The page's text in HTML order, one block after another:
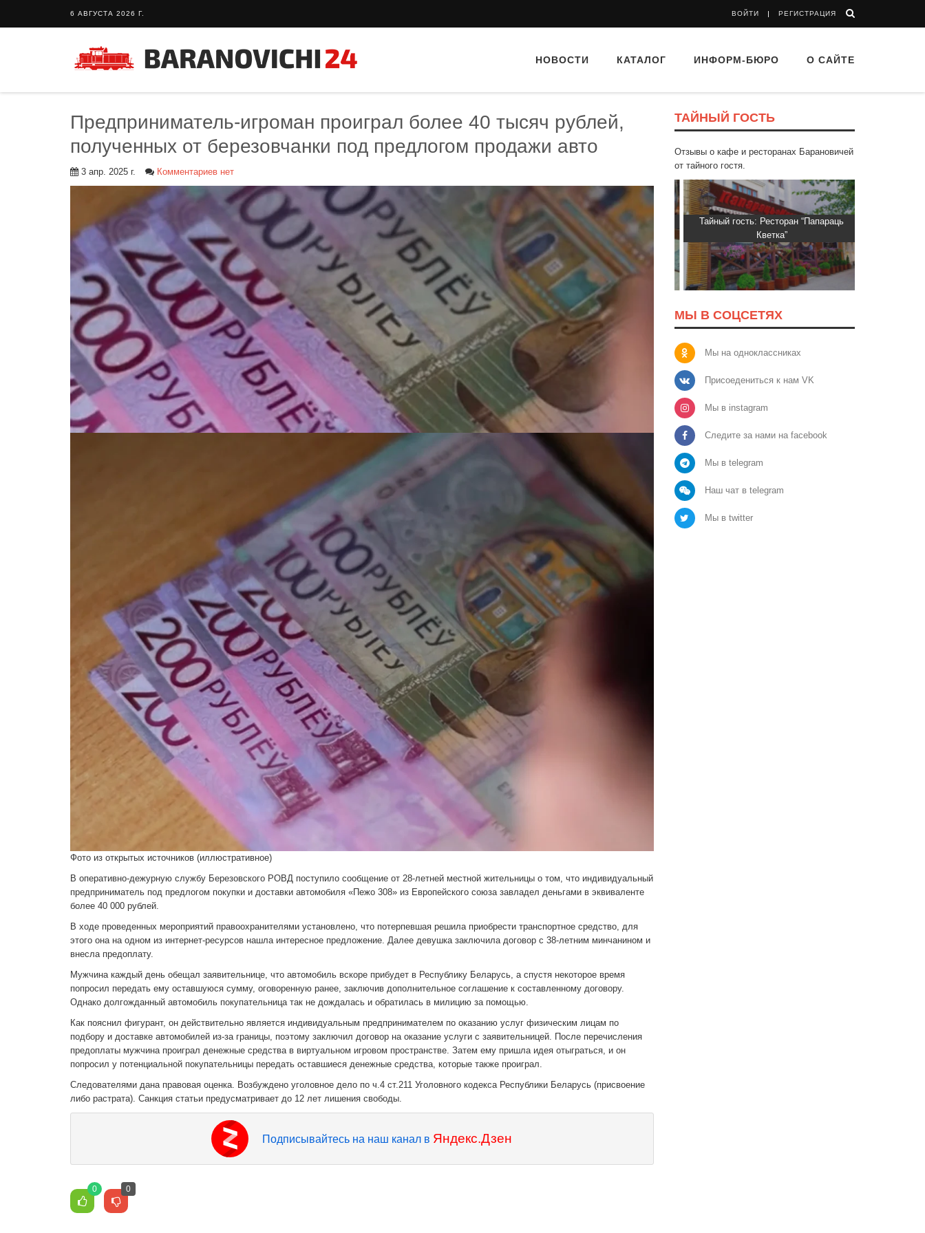
6 АВГУСТА 2026 Г. ВОЙТИ РЕГИСТРАЦИЯ
НОВОСТИ КАТАЛОГ ИНФОРМ-БЮРО О САЙТЕ
Предприниматель-игроман проиграл более 40 тысяч рублей,
полученных от березовчанки под предлогом продажи авто
3 апр. 2025 г. Комментариев нет
Фото из открытых источников (иллюстративное)
В оперативно-дежурную службу Березовского РОВД поступило сообщение от 28-летней местной жительницы о том, что индивидуальный
предприниматель под предлогом покупки и доставки автомобиля «Пежо 308» из Европейского союза завладел деньгами в эквиваленте
более 40 000 рублей.
В ходе проведенных мероприятий правоохранителями установлено, что потерпевшая решила приобрести транспортное средство, для
этого она на одном из интернет-ресурсов нашла интересное предложение. Далее девушка заключила договор с 38-летним минчанином и
внесла предоплату.
Мужчина каждый день обещал заявительнице, что автомобиль вскоре прибудет в Республику Беларусь, а спустя некоторое время
попросил передать ему оставшуюся сумму, оговоренную ранее, заключив дополнительное соглашение к составленному договору.
Однако долгожданный автомобиль покупательница так не дождалась и обратилась в милицию за помощью.
Как пояснил фигурант, он действительно является индивидуальным предпринимателем по оказанию услуг физическим лицам по
подбору и доставке автомобилей из-за границы, поэтому заключил договор на оказание услуги с заявительницей. После перечисления
предоплаты мужчина проиграл денежные средства в виртуальном игровом пространстве. Затем ему пришла идея отыграться, и он
попросил у потенциальной покупательницы передать оставшиеся денежные средства, которые также проиграл.
Следователями дана правовая оценка. Возбуждено уголовное дело по ч.4 ст.211 Уголовного кодекса Республики Беларусь (присвоение
либо растрата). Санкция статьи предусматривает до 12 лет лишения свободы.
Подписывайтесь на наш канал в Яндекс.Дзен
0 0
ТАЙНЫЙ ГОСТЬ
Отзывы о кафе и ресторанах Барановичей
от тайного гостя.
Тайный гость: кафе «Автограф» Тайный гость: ресторан «Пиросмани»
Тайный гость: Ресторан “Папараць
Кветка”
МЫ В СОЦСЕТЯХ
Мы на одноклассниках
Присоедениться к нам VK
Мы в instagram
Следите за нами на facebook
Мы в telegram
Наш чат в telegram
Мы в twitter